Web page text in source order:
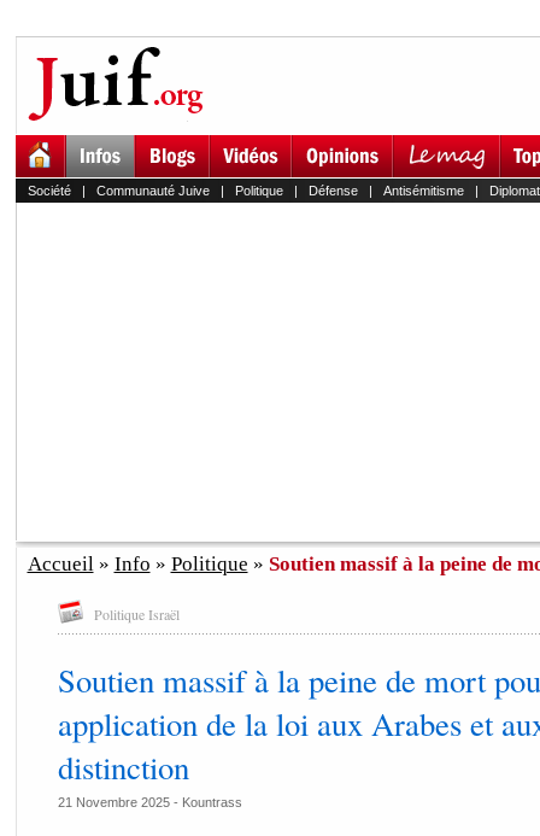
Société| Communauté Juive| Politique| Défense| Antisémitisme|
Accueil» Info » Politique » Soutien massif à la peine de
Politique Israël
Soutien massif à la peine de mort
application de la loi aux Arabes et
distinction
21 Novembre 2025 - Kountrass